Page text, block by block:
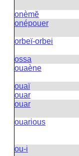
onèmĕ
onépouer
orbeï-orbei
ossa
ouaène
ouaï
ouar
ouar
ouarious
ou-i